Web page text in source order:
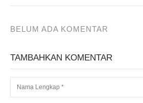
BELUM ADA KOMENTAR
TAMBAHKAN KOMENTAR